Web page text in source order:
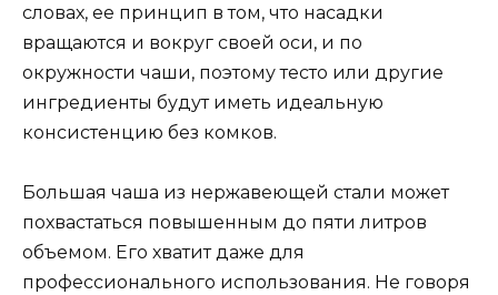
словах, ее принцип в том, что насадки
вращаются и вокруг своей оси, и по
окружности чаши, поэтому тесто или другие
ингредиенты будут иметь идеальную
консистенцию без комков.
Большая чаша из нержавеющей стали может
похвастаться повышенным до пяти литров
объемом. Его хватит даже для
профессионального использования. Не говоря